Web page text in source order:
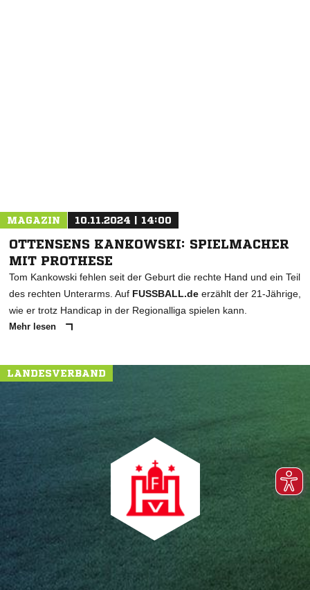
MAGAZIN 10.11.2024 | 14:00
OTTENSENS KANKOWSKI: SPIELMACHER
MIT PROTHESE
Tom Kankowski fehlen seit der Geburt die rechte Hand und ein Teil
des rechten Unterarms. Auf FUSSBALL.de erzählt der 21-Jährige,
wie er trotz Handicap in der Regionalliga spielen kann.
Mehr lesen
LANDESVERBAND